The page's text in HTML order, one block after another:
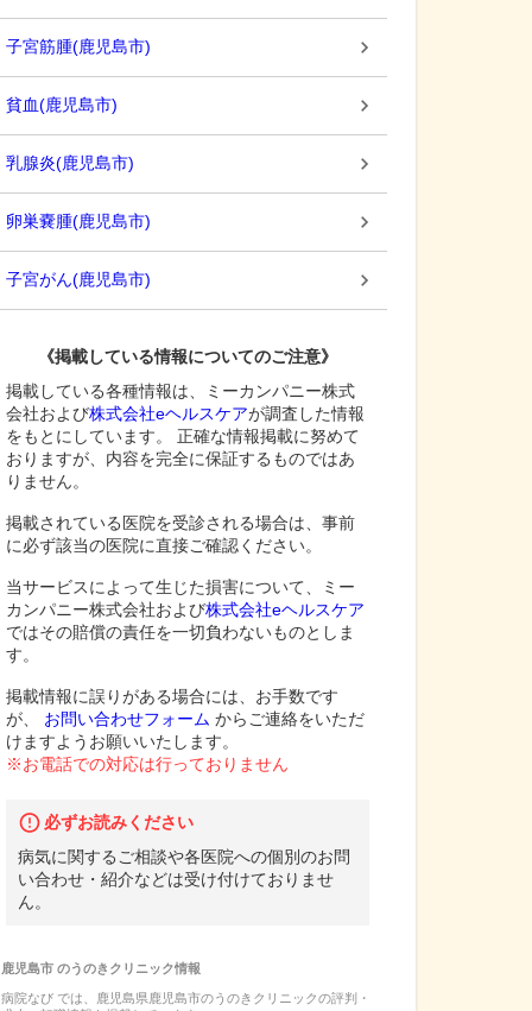
子宮筋腫(鹿児島市)
貧血(鹿児島市)
乳腺炎(鹿児島市)
卵巣嚢腫(鹿児島市)
子宮がん(鹿児島市)
《掲載している情報についてのご注意》
掲載している各種情報は、ミーカンパニー株式
会社および株式会社eヘルスケアが調査した情報
をもとにしています。 正確な情報掲載に努めて
おりますが、内容を完全に保証するものではあ
りません。
掲載されている医院を受診される場合は、事前
に必ず該当の医院に直接ご確認ください。
当サービスによって生じた損害について、ミー
カンパニー株式会社および株式会社eヘルスケア
ではその賠償の責任を一切負わないものとしま
す。
掲載情報に誤りがある場合には、お手数です
が、
お問い合わせフォーム からご連絡をいただ
けますようお願いいたします。
※お電話での対応は行っておりません
必ずお読みください
病気に関するご相談や各医院への個別のお問
い合わせ・紹介などは受け付けておりませ
ん。
鹿児島市のうのきクリニック情報
病院なび では、 鹿児島県鹿児島市のうのきクリニックの評判・